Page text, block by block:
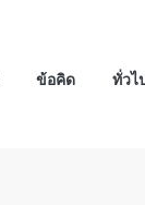
ข้อคิด ทั่วไ